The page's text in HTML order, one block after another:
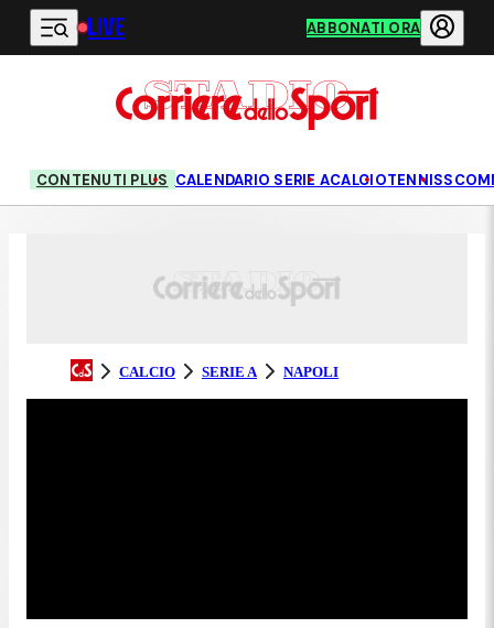
Vai al contenuto principale
LIVE ABBONATI ORA
CONTENUTI PLUS CALENDARIO SERIE ACALCIOTENNIS
CALCIO SERIE A NAPOLI